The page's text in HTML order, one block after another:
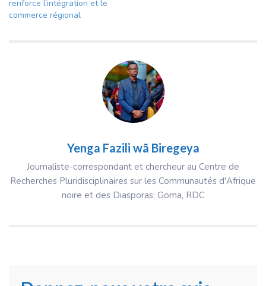
renforce l’intégration et le
commerce régional
Yenga Fazili wã Biregeya
Journaliste-correspondant et chercheur au Centre de
Recherches Pluridisciplinaires sur les Communautés d'Afrique
noire et des Diasporas; Goma, RDC